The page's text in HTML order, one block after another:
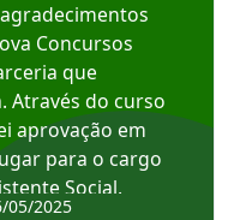
Concursos
que
Através do curso
aprovação em
para o cargo
Social.
05/2025